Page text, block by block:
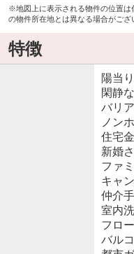
※地図上に表示される物件の位置は
の物件所在地とは異なる場合がござ
特徴
陽当
閑静
バリ
ノン
住宅
新婚
ファ
キャ
仲介
室内
フロ
バル